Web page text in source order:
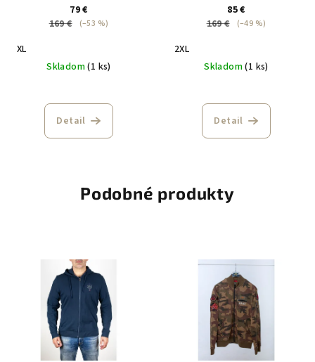
79 €
169 €
(–53 %)
XL
Skladom(1 ks)
Detail
85 €
169 €
(–49 %)
2XL
Skladom(1 ks)
Detail
Podobné produkty